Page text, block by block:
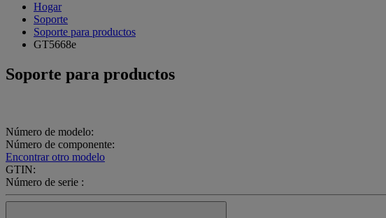
Hogar
Soporte
Soporte para productos
GT5668e
Soporte para productos
Número de modelo:
Número de componente:
Encontrar otro modelo
GTIN:
Número de serie :